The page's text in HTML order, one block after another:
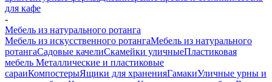
для кафе
-
Мебель из натурального ротанга
Мебель из искусственного ротангаМебель из натурального
ротангаСадовые качелиСкамейки уличныеПластиковая
мебель Металлические и пластиковые
сараиКомпостерыЯщики для храненияГамакиУличные урны и